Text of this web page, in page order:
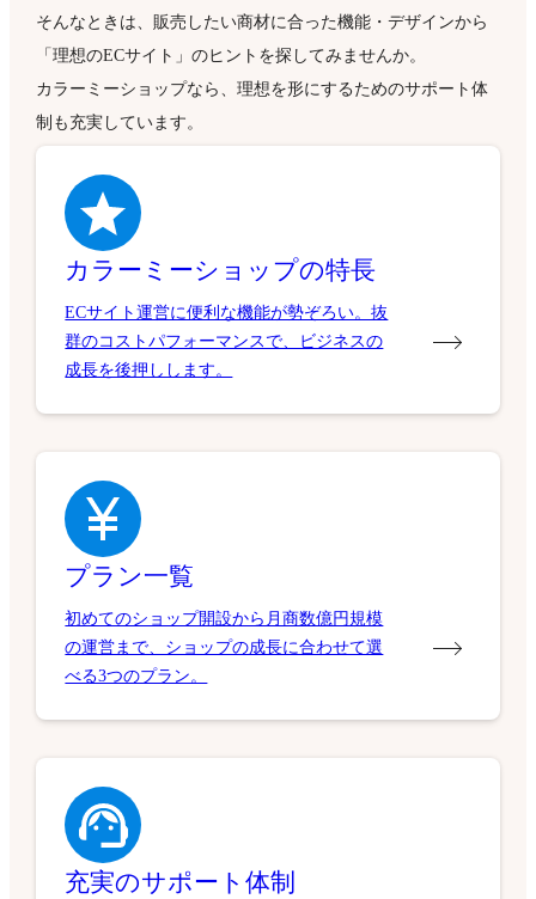
そんなときは、販売したい商材に合った機能・デザインから
「理想のECサイト」のヒントを探してみませんか。
カラーミーショップなら、理想を形にするためのサポート体
制も充実しています。
カラーミーショップの特長
ECサイト運営に便利な機能が勢ぞろい。抜
群のコストパフォーマンスで、ビジネスの
成長を後押しします。
プラン一覧
初めてのショップ開設から月商数億円規模
の運営まで、ショップの成長に合わせて選
べる3つのプラン。
充実のサポート体制